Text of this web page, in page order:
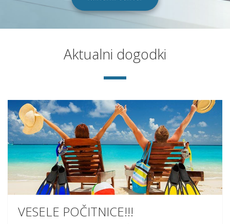
Aktualni dogodki
VESELE POČITNICE!!!